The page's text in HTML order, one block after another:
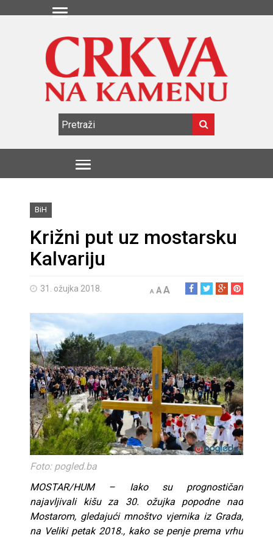
BiH
Križni put uz mostarsku
Kalvariju
31. ožujka 2018. A AA
Foto: pogled.ba
MOSTAR/HUM – Iako su prognostičari
najavljivali kišu za 30. ožujka popodne nad
Mostarom, gledajući mnoštvo vjernika iz Grada,
na Veliki petak 2018., kako se penje prema vrhu